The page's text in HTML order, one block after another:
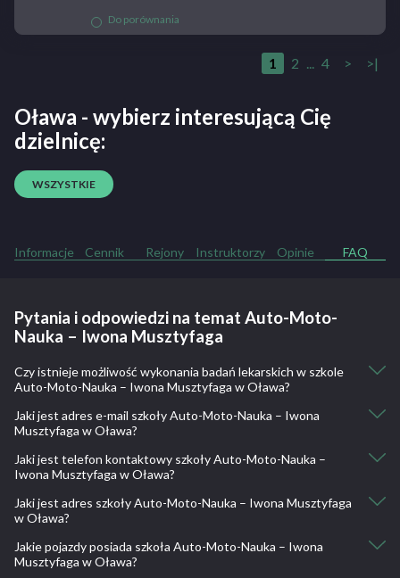
Do porównania
1 2 4 > >|
Oława - wybierz interesującą Cię
dzielnicę:
WSZYSTKIE
Informacje Cennik Rejony Instruktorzy Opinie FAQ
Pytania i odpowiedzi na temat Auto-Moto-
Nauka – Iwona Musztyfaga
Czy istnieje możliwość wykonania badań lekarskich w szkole
Auto-Moto-Nauka – Iwona Musztyfaga w Oława?
Nie, nie ma takiej możliwości.
Jaki jest adres e-mail szkoły Auto-Moto-Nauka – Iwona
Musztyfaga w Oława?
biuro@auto-moto-nauka.pl
Jaki jest telefon kontaktowy szkoły Auto-Moto-Nauka –
Iwona Musztyfaga w Oława?
71 303 75 44, 71 318 11 13
Jaki jest adres szkoły Auto-Moto-Nauka – Iwona Musztyfaga
w Oława?
3-go Maja 4N, Oława
Józefa Bożka 9a, 55-220 Jelcz-Laskowice, Polska
Jakie pojazdy posiada szkoła Auto-Moto-Nauka – Iwona
Musztyfaga w Oława?